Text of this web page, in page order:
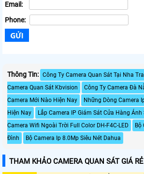
Email:
Phone:
Thông Tin: Công Ty Camera Quan Sát Tại Nha
Camera Quan Sát Kbvision
Công Ty Camera Đà
Camera Mới Nào Hiện Nay
Những Dòng Camera
Hiện Nay
Lắp Camera IP Giám Sát Cửa Hàng Ánh
Camera Wifi Ngoài Trời Full Color DH-F4C-LED
Bộ
Đình
Bộ Camera Ip 8.0Mp Siêu Nét Dahua
THAM KHẢO CAMERA QUAN SÁT GIÁ RẺ